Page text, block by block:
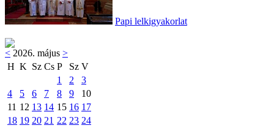
Papi lelkigyakorlat
< 2026. május >
H K Sz Cs P Sz V
1
2
3
4
5 6 7 8 9
10
11 12 13 14 15 16 17
18 19 20 21 22 23 24